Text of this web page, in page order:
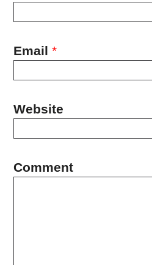
Email *
Website
Comment